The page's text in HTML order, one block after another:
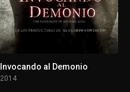
Invocando al Demonio
2014